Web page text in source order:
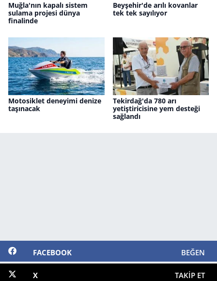
Muğla'nın kapalı sistem
sulama projesi dünya
finalinde
Beyşehir'de arılı kovanlar
tek tek sayılıyor
Motosiklet deneyimi denize
taşınacak
Tekirdağ'da 780 arı
yetiştiricisine yem desteği
sağlandı
FACEBOOK BEĞEN
X TAKIP ET